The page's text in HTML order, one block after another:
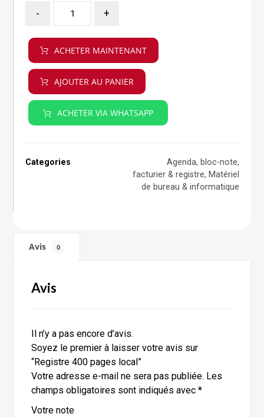
- +
ACHETER MAINTENANT
AJOUTER AU PANIER
ACHETER VIA WHATSAPP
Categories
Agenda, bloc-note,
facturier & registre, Matériel
de bureau & informatique
Avis 0
Avis
Il n’y a pas encore d’avis.
Soyez le premier à laisser votre avis sur
“Registre 400 pages local”
Votre adresse e-mail ne sera pas publiée. Les
champs obligatoires sont indiqués avec*
Votre note